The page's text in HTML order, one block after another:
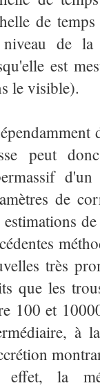
de
de la
est
le visible).
peut
de
estimations
très
que les
100 et
à
effet, la